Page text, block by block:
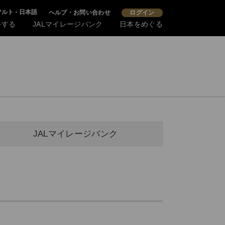
ト - 日本語 ヘルプ・お問い合わせ ログイン
る JALマイレージバンク 日本をめぐる
JALマイレージバンク